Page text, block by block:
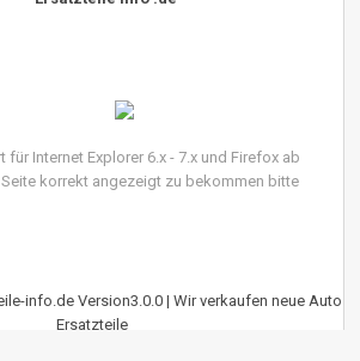
für Internet Explorer 6.x - 7.x und Firefox ab
korrekt angezeigt zu bekommen bitte
info.de Version3.0.0 | Wir verkaufen neue Auto
Ersatzteile